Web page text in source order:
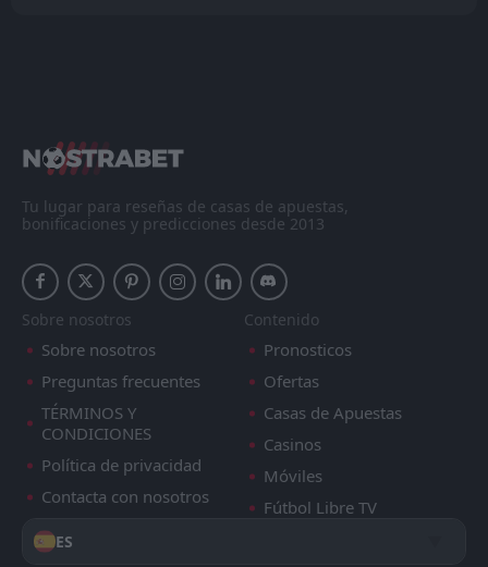
Tu lugar para reseñas de casas de apuestas,
bonificaciones y predicciones desde 2013
Sobre nosotros
Sobre nosotros
Preguntas frecuentes
TÉRMINOS Y
CONDICIONES
Política de privacidad
Contacta con nosotros
Contenido
Pronosticos
Ofertas
Casas de Apuestas
Casinos
Móviles
Fútbol Libre TV
ES